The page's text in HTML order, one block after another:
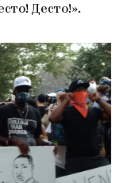
Десто!».